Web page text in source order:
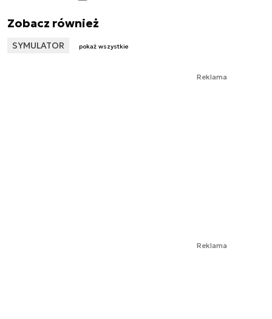
Zobacz również
SYMULATOR pokaż wszystkie
Reklama
Reklama